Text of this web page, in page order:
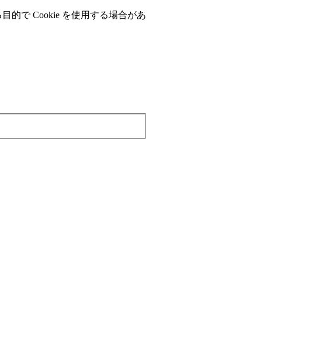
的で Cookie を使⽤する場合があ